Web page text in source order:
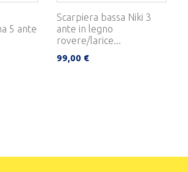
5 ante
Scarpiera bassa Niki 3
ante in legno
rovere/larice...
99,00 €